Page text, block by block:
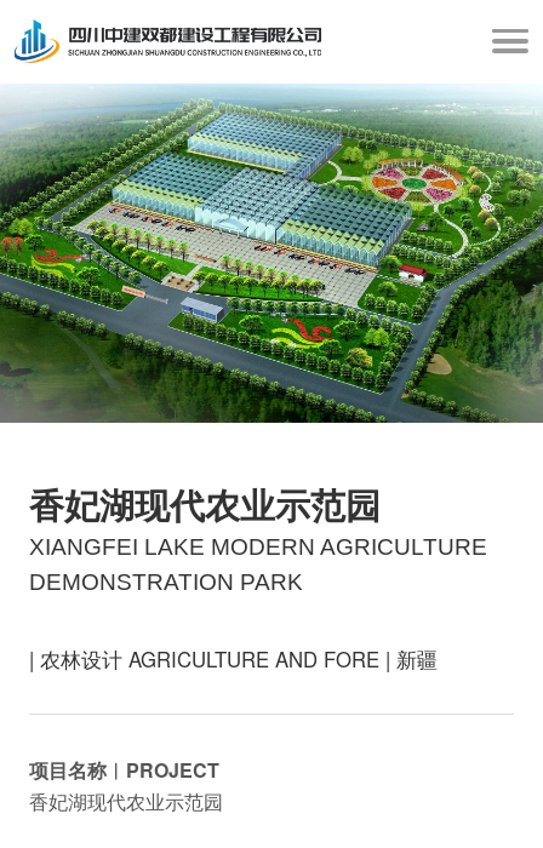
香妃湖现代农业示范园
XIANGFEI LAKE MODERN AGRICULTURE
DEMONSTRATION PARK
| 农林设计 AGRICULTURE AND FORE | 新疆
项目名称︱PROJECT
香妃湖现代农业示范园